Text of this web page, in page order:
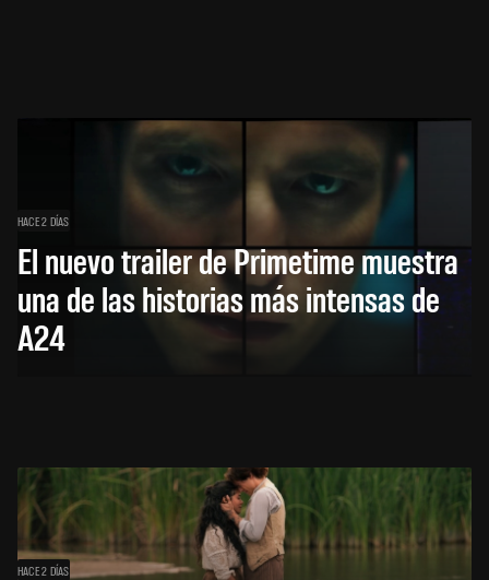
HACE 2 DÍAS
El nuevo trailer de Primetime muestra
una de las historias más intensas de
A24
HACE 2 DÍAS